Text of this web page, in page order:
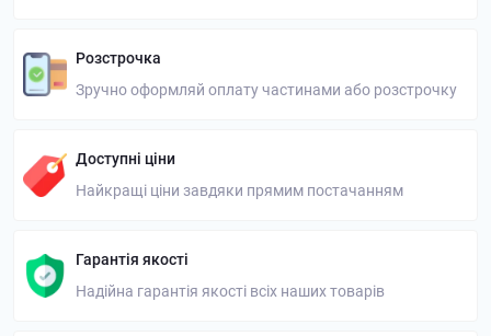
Розстрочка
Зручно оформляй оплату частинами або розстрочку
Доступні ціни
Найкращі ціни завдяки прямим постачанням
Гарантія якості
Надійна гарантія якості всіх наших товарів